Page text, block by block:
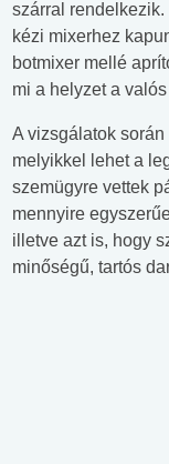
szárral
kézi mixerhez
botmixer mellé
mi a helyzet a
A vizsgálatok
melyikkel lehet a
szemügyre vettek
mennyire
illetve azt is, hogy
minőségű, tartós